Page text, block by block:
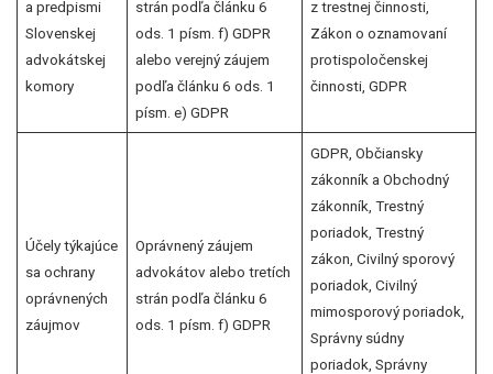
a predpismi
Slovenskej
advokátskej
komory
strán podľa článku 6
ods. 1 písm. f) GDPR
alebo verejný záujem
podľa článku 6 ods. 1
písm. e) GDPR
z trestnej činnosti,
Zákon o oznamovaní
protispoločenskej
činnosti, GDPR
Účely týkajúce
sa ochrany
oprávnených
záujmov
Oprávnený záujem
advokátov alebo tretích
strán podľa článku 6
ods. 1 písm. f) GDPR
GDPR, Občiansky
zákonník a Obchodný
zákonník, Trestný
poriadok, Trestný
zákon, Civilný sporový
poriadok, Civilný
mimosporový poriadok,
Správny súdny
poriadok, Správny